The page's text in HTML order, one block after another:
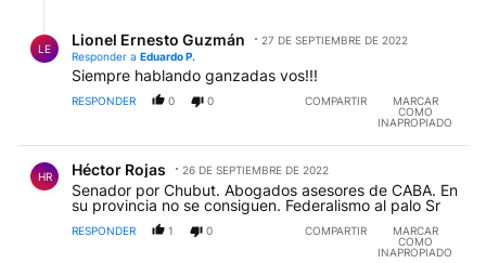
LE
Lionel Ernesto Guzmán
27 DE SEPTIEMBRE DE 2022
Responder a Eduardo P.
Siempre hablando ganzadas vos!!!
RESPONDER 0 0 COMPARTIR
MARCAR
COMO
INAPROPIADO
HR Héctor Rojas 26 DE SEPTIEMBRE DE 2022
Senador por Chubut. Abogados asesores de CABA. En
su provincia no se consiguen. Federalismo al palo Sr
RESPONDER 1 0 COMPARTIR
MARCAR
COMO
INAPROPIADO